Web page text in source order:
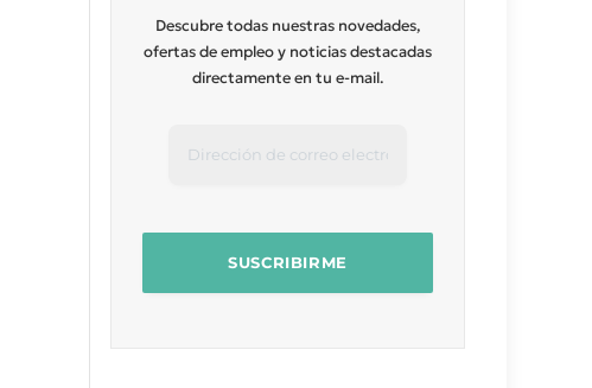
Descubre todas nuestras novedades,
ofertas de empleo y noticias destacadas
directamente en tu e-mail.